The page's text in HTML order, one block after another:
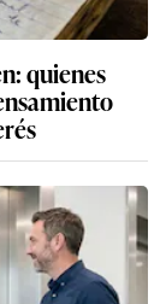
quienes